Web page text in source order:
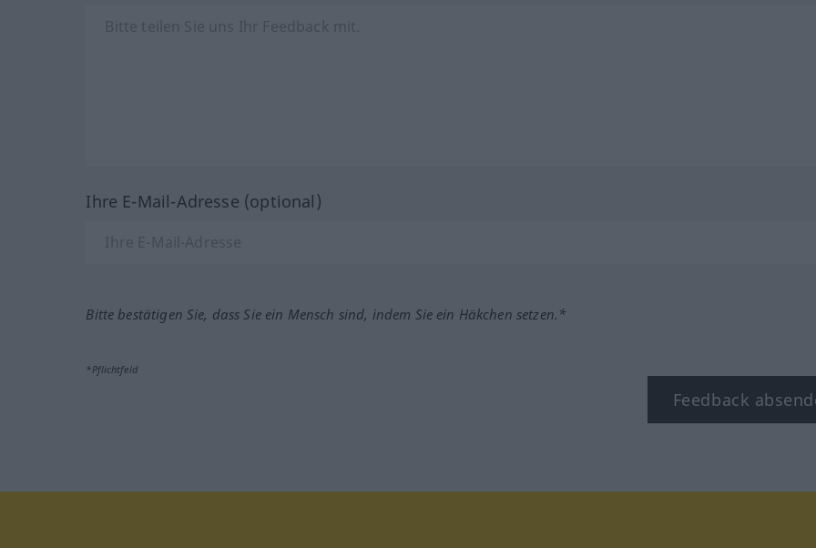
Ihre E-Mail-Adresse (optional)
Bitte bestätigen Sie, dass Sie ein Mensch sind, indem Sie ein Häkchen setzen.*
*Pflichtfeld
Feedback